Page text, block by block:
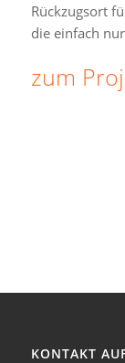
Rückzugsort
die einfach
zum
KONTAKT